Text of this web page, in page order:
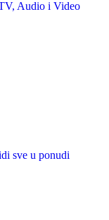
Audio i Video
sve u ponudi